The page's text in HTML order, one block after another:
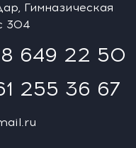
Гимназическая
304
649 22 50
255 36 67